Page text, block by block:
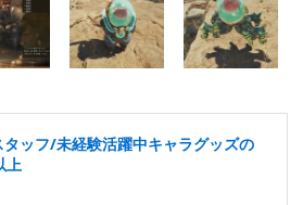
ッフ/未経験活躍中キャラグッズの
上